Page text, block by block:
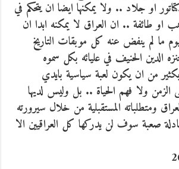
او جلاد .. ولا يمكنها ايضا ان يتحكم في
او طائفة .. ان العراق لا يمكنه ابدا ان
ما لم ينفض عنه كل موبقات التاريخ
الدين الحنيف في عليائه بكل سموه
من ان يكون لعبة سياسية بايدي
ولا فهم الحياة .. بل وليس لديها
ومتطلباته المستقبلية من خلال سيرورته
صعبة سوف لن يدركها كل العراقيين الا